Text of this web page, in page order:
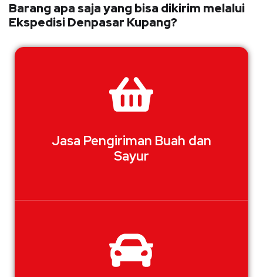
Barang apa saja yang bisa dikirim melalui
Ekspedisi Denpasar Kupang?
Jasa Pengiriman Buah dan
Sayur